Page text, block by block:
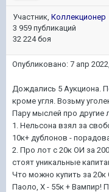
Участник, Коллекционер
3 959 публикаций
32 224 боя
Опубликовано: 7 апр
Дождались 5 Аукциона.
кроме угля. Возьму
Пару мыслей про другие
1. Нельсона взял за
10к+ дублонов -
2. Про лот с 20к ОИ за
стоят уникальные
Что можно купить за
Паоло, Х - 55к + Вампир!